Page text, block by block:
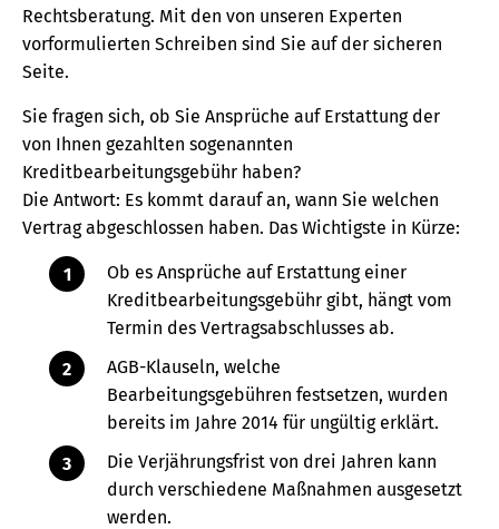
Rechtsberatung. Mit den von unseren Experten
vorformulierten Schreiben sind Sie auf der sicheren
Seite.
Sie fragen sich, ob Sie Ansprüche auf Erstattung der
von Ihnen gezahlten sogenannten
Kreditbearbeitungsgebühr haben?
Die Antwort: Es kommt darauf an, wann Sie welchen
Vertrag abgeschlossen haben. Das Wichtigste in Kürze:
Ob es Ansprüche auf Erstattung einer
Kreditbearbeitungsgebühr gibt, hängt vom
Termin des Vertragsabschlusses ab.
AGB-Klauseln, welche
Bearbeitungsgebühren festsetzen, wurden
bereits im Jahre 2014 für ungültig erklärt.
Die Verjährungsfrist von drei Jahren kann
durch verschiedene Maßnahmen ausgesetzt
werden.